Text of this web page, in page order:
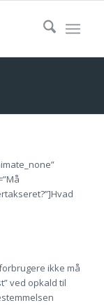
ikke må
ved opkald til